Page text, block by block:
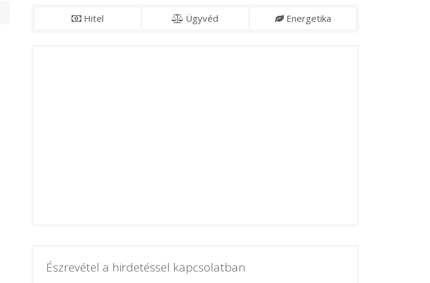
Hitel Ügyvéd Energetika
Észrevétel a hirdetéssel kapcsolatban